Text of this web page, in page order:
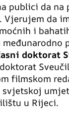
publici da na
Vjerujem da
i
doktorat
filmskom
svjetskoj
u Rijeci.